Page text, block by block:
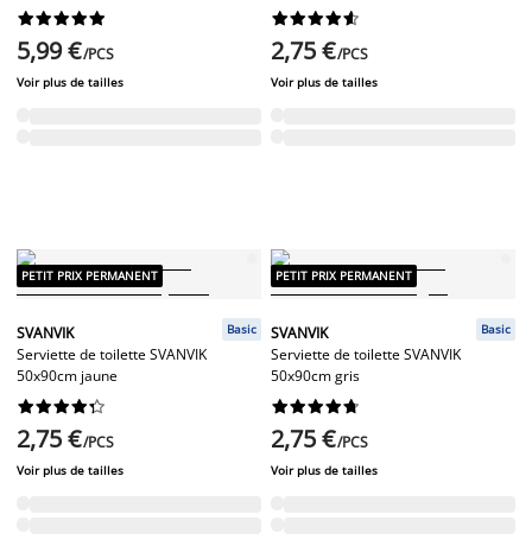






5,99 €/PCS
Voir plus de tailles






2,75 €/PCS
Voir plus de tailles
PETIT PRIX PERMANENT
SVANVIK
Serviette de toilette SVANVIK
50x90cm jaune
Basic






2,75 €/PCS
Voir plus de tailles
PETIT PRIX PERMANENT
SVANVIK
Serviette de toilette SVANVIK
50x90cm gris
Basic






2,75 €/PCS
Voir plus de tailles